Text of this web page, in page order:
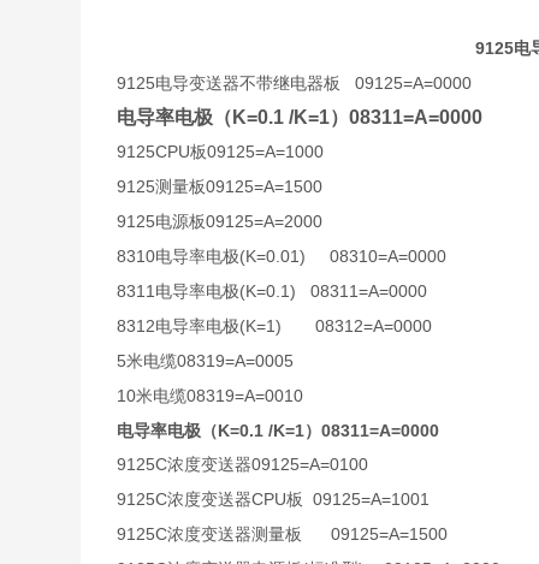
9125电
9125电导变送器不带继电器板 09125=A=0000
电导率电极（K=0.1 /K=1）08311=A=0000
9125CPU板09125=A=1000
9125测量板09125=A=1500
9125电源板09125=A=2000
8310电导率电极(K=0.01)
08310=A=0000
8311 电导率电极(K=0.1)
08311=A=0000
8312电导率电极(K=1)
08312=A=0000
5米电缆08319=A=0005
10米电缆08319=A=0010
电导率电极（K=0.1 /K=1）08311=A=0000
9125C浓度变送器09125=A=0100
9125C浓度变送器CPU板
09125=A=1001
9125C浓度变送器测量板
09125=A=1500